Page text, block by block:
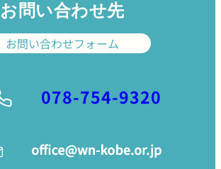
お問い合わせ先
お問い合わせフォーム
078-754-9320